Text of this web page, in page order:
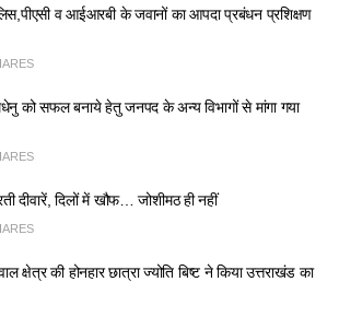
व आईआरबी के जवानों का आपदा प्रबंधन प्रशिक्षण
को सफल बनाये हेतु जनपद के अन्य विभागों से मांगा गया
दीवारें, दिलों में खौफ… जोशीमठ ही नहीं
क्षेत्र की होनहार छात्रा ज्योति बिष्ट ने किया उत्तराखंड का